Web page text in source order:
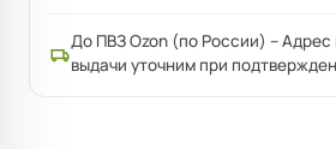
До ПВЗ Ozon (по России) – Адрес
выдачи уточним при